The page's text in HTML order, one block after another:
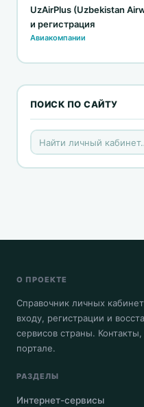
UzAirPlus (Uzbekistan
и регистрация
Авиакомпании
ПОИСК ПО САЙТУ
О ПРОЕКТЕ
Справочник личных
входу, регистрации и
сервисов страны.
портале.
РАЗДЕЛЫ
Интернет-сервисы